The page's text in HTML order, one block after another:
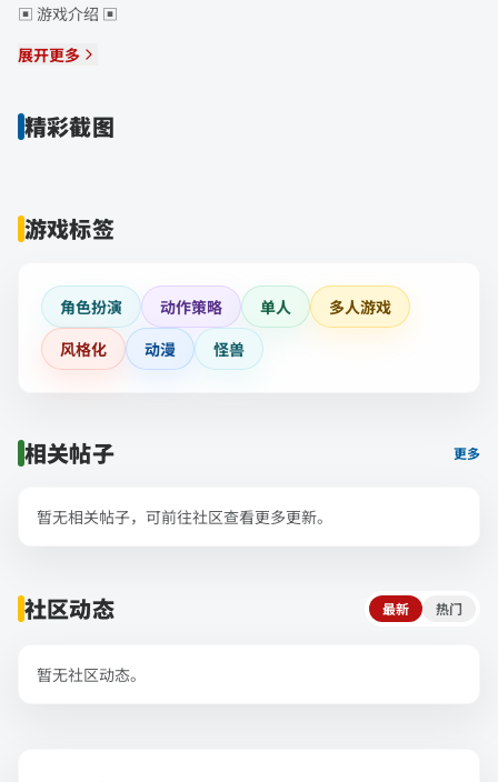
▣ 游戏介绍 ▣
展开更多
精彩截图
游戏标签
角色扮演 动作策略 单人
多人游戏
风格化
动漫 怪兽
相关帖子 更多
暂无相关帖子，可前往社区查看更多更新。
社区动态 最新 热门
暂无社区动态。